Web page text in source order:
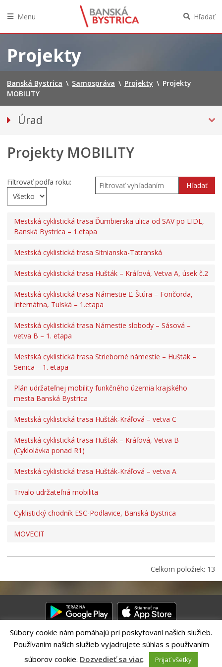
obsah
Menu Hľadať
Projekty
Banská Bystrica \ Samospráva \ Projekty \ Projekty
MOBILITY
Úrad
Odbory a oddelenia
Oznamy
Klientske centrum
Tlačivá a agendy
Zmluvy, faktúry a objednávky
Program Slovensko 2021 – 2027
Plán obnovy a odolnosti SR
priestoru
Integrovaný regionálny operačný program 2014 – 2020
Operačný program Integrovaná infraštruktúra 2014 –
2020
Projekty MOBILITY
Sociálna oblasť
Protipovodňová ochrana mesta Banská Bystrica
Fond na podporu športu
Ostatné
Open Data mesta
Oznamovanie podozrení z podvodov
Povinne zverejňované informácie
Zamestnanie v samospráve
Projekty MOBILITY
Filtrovať podľa roku: Hľadať
Mestská cyklistická trasa Ďumbierska ulica od SAV po LIDL,
Banská Bystrica – 1.etapa
Mestská cyklistická trasa Sitnianska-Tatranská
Mestská cyklistická trasa Hušták – Kráľová, Vetva A, úsek č.2
Mestská cyklistická trasa Námestie Ľ. Štúra – Fončorda,
Internátna, Tulská – 1.etapa
Mestská cyklistická trasa Námestie slobody – Sásová –
vetva B – 1. etapa
Mestská cyklistická trasa Strieborné námestie – Hušták –
Senica – 1. etapa
Plán udržateľnej mobility funkčného územia krajského
mesta Banská Bystrica
Mestská cyklistická trasa Hušták-Kráľová – vetva C
Mestská cyklistická trasa Hušták – Kráľová, Vetva B
(Cyklolávka ponad R1)
Mestská cyklistická trasa Hušták-Kráľová – vetva A
Trvalo udržateľná mobilita
Cyklistický chodník ESC-Podlavice, Banská Bystrica
MOVECIT
Celkom položiek: 13
Riešenie CITIO 2.0| Technický prevádzkovateľ – MVI Technology sk,
s.r.o.
Správca webového sídla: Mesto Banská Bystrica, Československej
Súbory cookie nám pomáhajú pri poskytovaní našich služieb.
Používaním našich služieb vyjadrujete súhlas s používaním
súborov cookie. Dozvedieť sa viac. Prijať všetky